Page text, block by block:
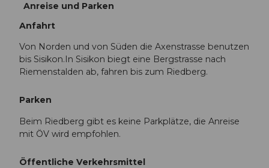
Anreise und Parken
Anfahrt
Von Norden und von Süden die Axenstrasse benutzen
bis Sisikon.In Sisikon biegt eine Bergstrasse nach
Riemenstalden ab, fahren bis zum Riedberg.
Parken
Beim Riedberg gibt es keine Parkplätze, die Anreise
mit ÖV wird empfohlen.
Öffentliche Verkehrsmittel